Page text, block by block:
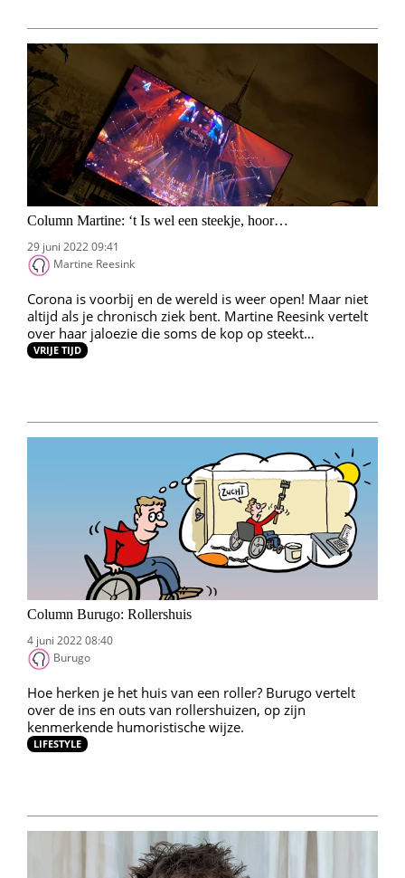
Column Martine: ‘t Is wel een steekje, hoor…
29 juni 2022 09:41
Martine Reesink
Corona is voorbij en de wereld is weer open! Maar niet
altijd als je chronisch ziek bent. Martine Reesink vertelt
over haar jaloezie die soms de kop op steekt…
VRIJE TIJD
Column Burugo: Rollershuis
4 juni 2022 08:40
Burugo
Hoe herken je het huis van een roller? Burugo vertelt
over de ins en outs van rollershuizen, op zijn
kenmerkende humoristische wijze.
LIFESTYLE